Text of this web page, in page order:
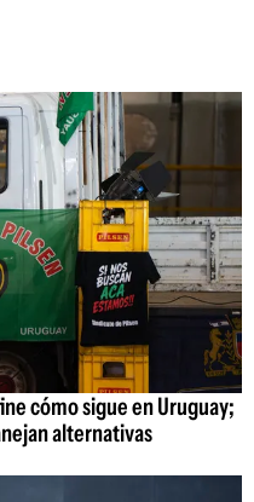
cómo sigue en Uruguay;
alternativas